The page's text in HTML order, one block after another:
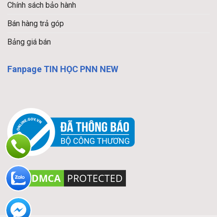
LIÊN HỆ ĐẶT HÀNG: Laptop Dell Latitude E6530.
Các bạn cần tư vấn thêm, vui lòng chat với chúng
tôi qua chat box góc dưới bên phải website
Xem thêm video clip review Dell Latitude
Chính sách bảo hành
Bán hàng trả góp
Bảng giá bán
Fanpage TIN HỌC PNN NEW